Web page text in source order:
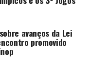
avanços da Lei
promovido